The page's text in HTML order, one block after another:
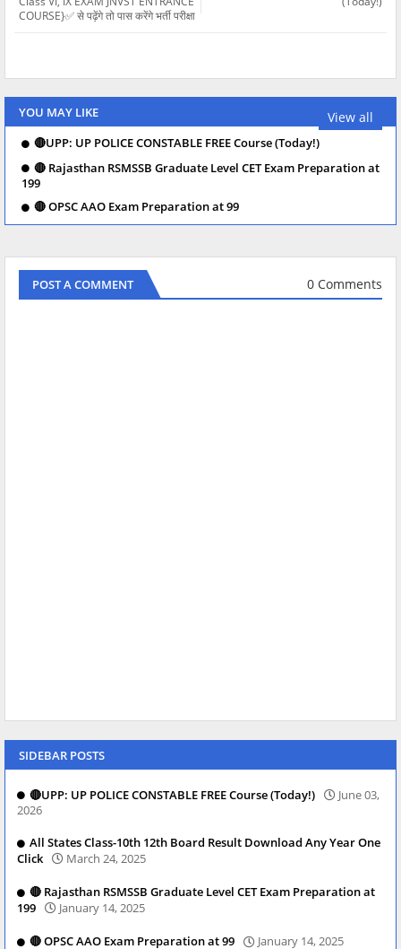
COURSE}✅ से पढ़ेंगे तो पास करेंगे भर्ती परीक्षा
YOU MAY LIKE View all
🔴UPP: UP POLICE CONSTABLE FREE Course (Today!)
🔴 Rajasthan RSMSSB Graduate Level CET Exam Preparation at
199
🔴 OPSC AAO Exam Preparation at 99
POST A COMMENT 0 Comments
SIDEBAR POSTS
🔴UPP: UP POLICE CONSTABLE FREE Course (Today!)
June 03,
2026
All States Class-10th 12th Board Result Download Any Year One
Click
March 24, 2025
🔴 Rajasthan RSMSSB Graduate Level CET Exam Preparation at
199
January 14, 2025
🔴 OPSC AAO Exam Preparation at 99 January 14, 2025